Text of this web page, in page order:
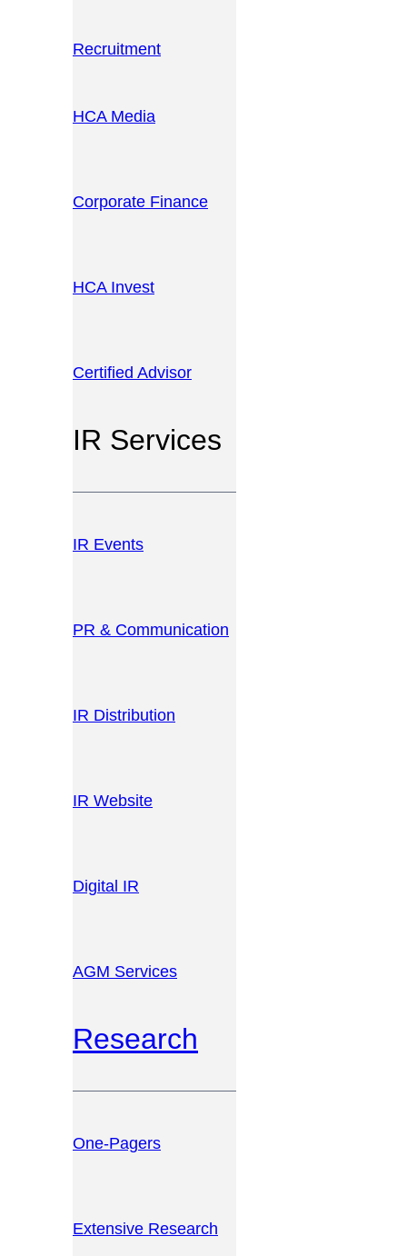
Recruitment
HCA Media
Corporate Finance
HCA Invest
Certified Advisor
IR Services
IR Events
PR & Communication
IR Distribution
IR Website
Digital IR
AGM Services
Research
One-Pagers
Extensive Research